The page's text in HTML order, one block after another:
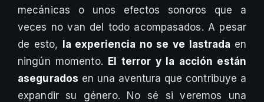
mecánicas o unos efectos sonoros que a
veces no van del todo acompasados. A pesar
de esto, la experiencia no se ve lastrada en
ningún momento. El terror y la acción están
asegurados en una aventura que contribuye a
expandir su género. No sé si veremos una